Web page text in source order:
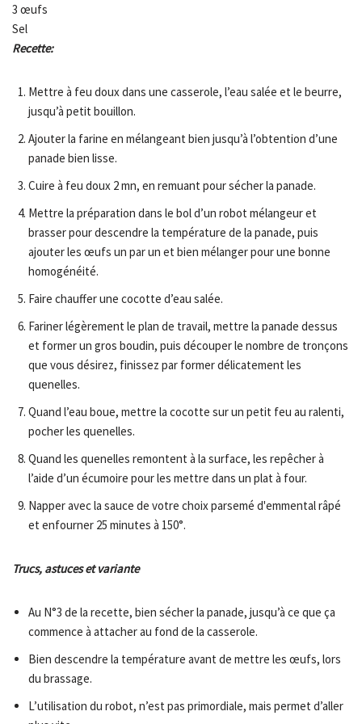
3 œufs
Sel
Recette:
Mettre à feu doux dans une casserole, l’eau salée et le beurre,
jusqu’à petit bouillon.
Ajouter la farine en mélangeant bien jusqu’à l’obtention d’une
panade bien lisse.
Cuire à feu doux 2 mn, en remuant pour sécher la panade.
Mettre la préparation dans le bol d’un robot mélangeur et
brasser pour descendre la température de la panade, puis
ajouter les œufs un par un et bien mélanger pour une bonne
homogénéité.
Faire chauffer une cocotte d’eau salée.
Fariner légèrement le plan de travail, mettre la panade dessus
et former un gros boudin, puis découper le nombre de tronçons
que vous désirez, finissez par former délicatement les
quenelles.
Quand l’eau boue, mettre la cocotte sur un petit feu au ralenti,
pocher les quenelles.
Quand les quenelles remontent à la surface, les repêcher à
l’aide d’un écumoire pour les mettre dans un plat à four.
Napper avec la sauce de votre choix parsemé d'emmental râpé
et enfourner 25 minutes à 150°.
Trucs, astuceset variante
Au N°3 de la recette, bien sécher la panade, jusqu’à ce que ça
commence à attacher au fond de la casserole.
Bien descendre la température avant de mettre les œufs, lors
du brassage.
L’utilisation du robot, n’est pas primordiale, mais permet d’aller